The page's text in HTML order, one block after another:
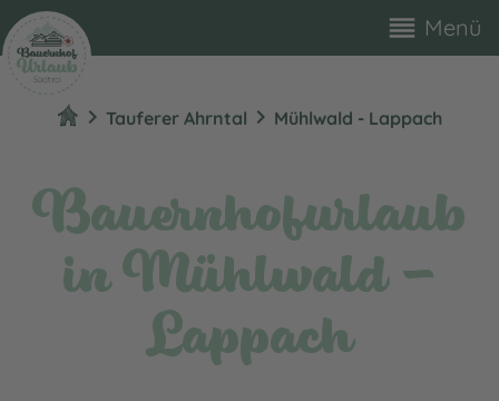
reorder Menü
chevron_right Tauferer Ahrntal chevron_right Mühlwald - Lappach
Bauernhofurlaub
in Mühlwald -
Lappach